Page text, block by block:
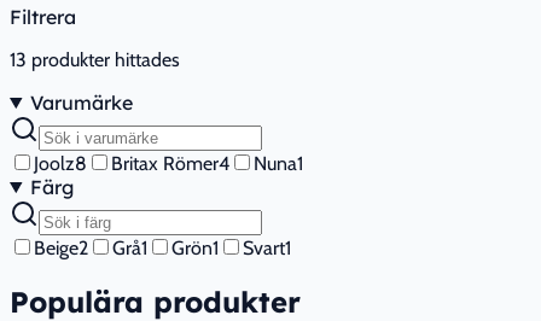
Filtrera
13 produkter hittades
Varumärke
Joolz8 Britax Römer4 Nuna1
Färg
Beige2 Grå1 Grön1 Svart1
Populära produkter